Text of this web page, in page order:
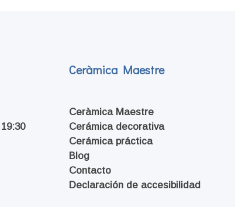
Ceràmica Maestre
Ceràmica Maestre
Cerámica decorativa
Cerámica práctica
Blog
Contacto
Declaración de accesibilidad